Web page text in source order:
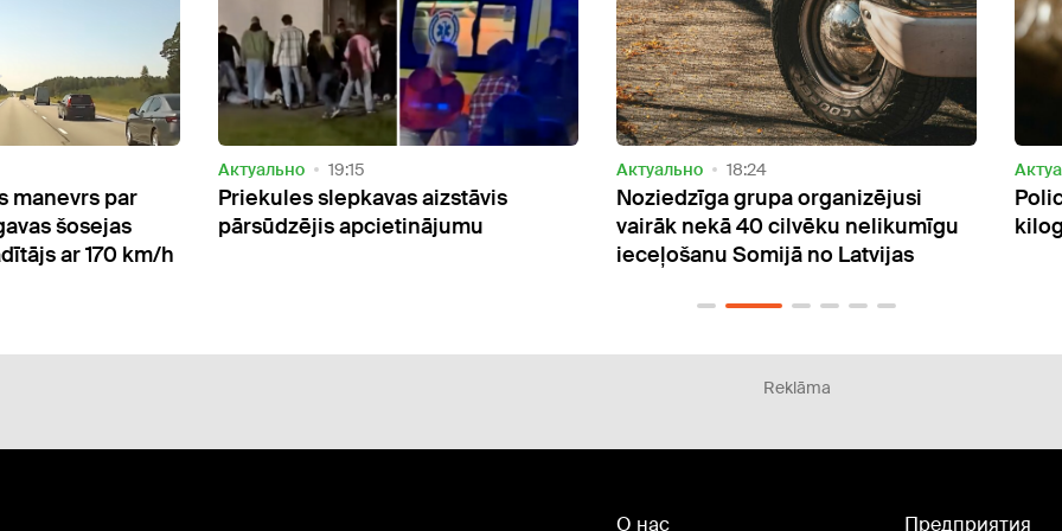
aizstāvis
Актуально 18:24
Noziedzīga grupa organizējusi
vairāk nekā 40 cilvēku nelikumīgu
Актуально 16:15
Policija Daugavpilī atrod gandrīz
kilogramu amfetamīna
Reklāma
О нас Предприятия